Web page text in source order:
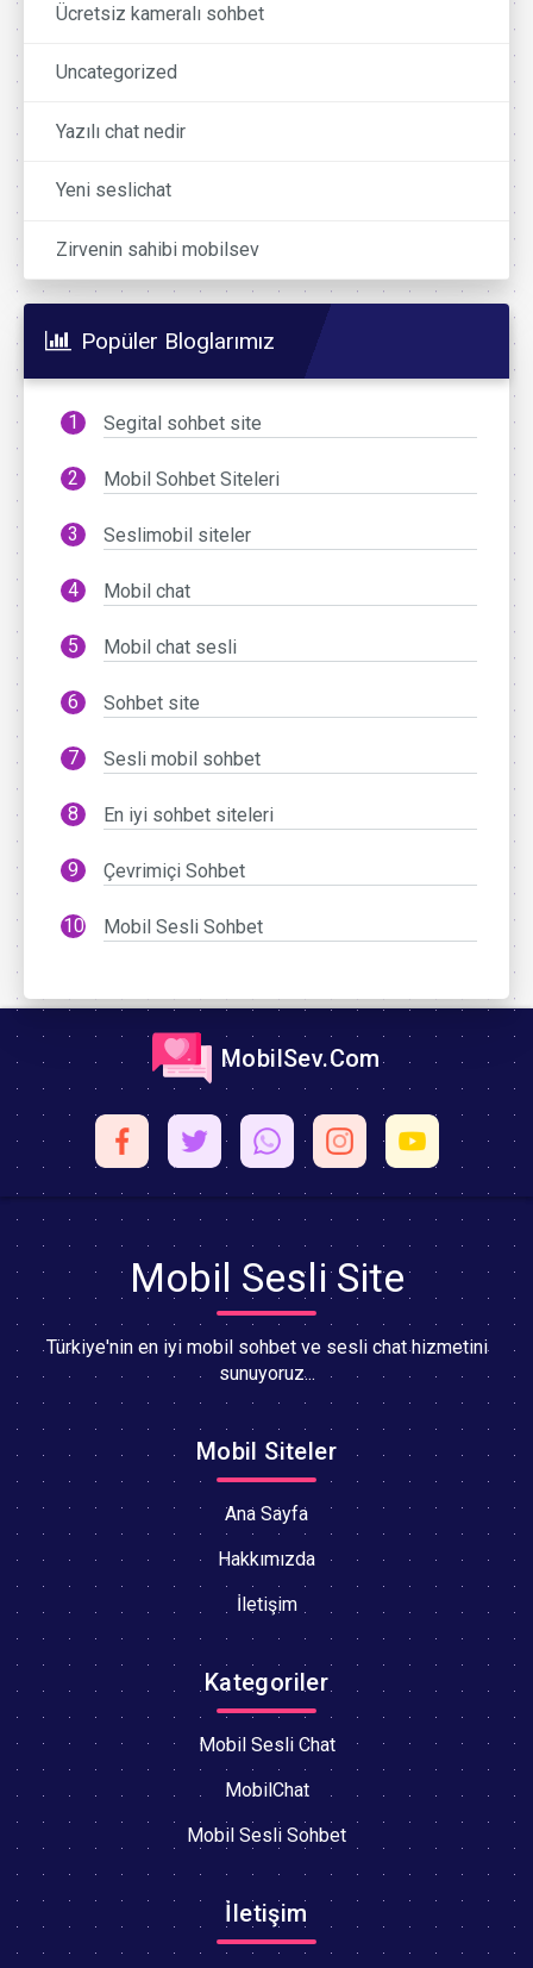
Ücretsiz kameralı sohbet
Uncategorized
Yazılı chat nedir
Yeni seslichat
Zirvenin sahibi mobilsev
Popüler Bloglarımız
Segital sohbet site
Mobil Sohbet Siteleri
Seslimobil siteler
Mobil chat
Mobil chat sesli
Sohbet site
Sesli mobil sohbet
En iyi sohbet siteleri
Çevrimiçi Sohbet
Mobil Sesli Sohbet
MobilSev.Com
Mobil Sesli Site
Türkiye'nin en iyi mobil sohbet ve sesli chat hizmetini
sunuyoruz...
Mobil Siteler
Ana Sayfa
Hakkımızda
İletişim
Kategoriler
Mobil Sesli Chat
MobilChat
Mobil Sesli Sohbet
İletişim